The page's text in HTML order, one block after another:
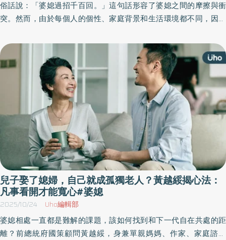
俗話說：「婆媳過招千百回。」這句話形容了婆媳之間的摩擦與衝
突。然而，由於每個人的個性、家庭背景和生活環境都不同，因而
如何有效應對呢？《優活健康網》特摘此篇分享婆媳問題的應對方
法，幫助婆媳關係更和諧，也讓家庭生活更加幸福。
兒子娶了媳婦，自己就成孤獨老人？黃越綏揭心法：
凡事看開才能寬心#婆媳
2025/10/24 Uho編輯部
婆媳相處一直都是難解的課題，該如何找到和下一代自在共處的距
離？前總統府國策顧問黃越綏，身兼單親媽媽、作家、家庭諮商